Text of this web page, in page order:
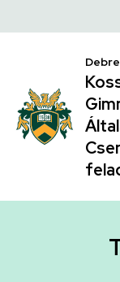
|
Kossuth
Lajos
Gyakorló
Általános
a